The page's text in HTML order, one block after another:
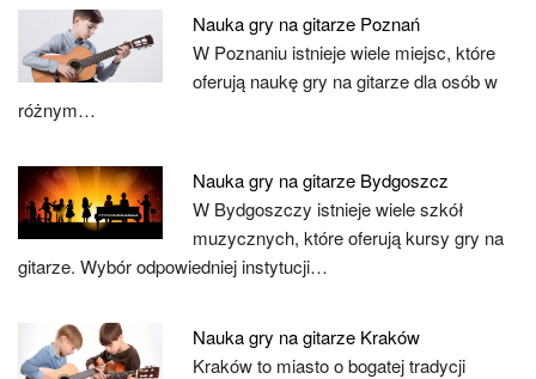
Nauka gry na gitarze Poznań
W Poznaniu istnieje wiele miejsc, które
oferują naukę gry na gitarze dla osób w
różnym…
Nauka gry na gitarze Bydgoszcz
W Bydgoszczy istnieje wiele szkół
muzycznych, które oferują kursy gry na
gitarze. Wybór odpowiedniej instytucji…
Nauka gry na gitarze Kraków
Kraków to miasto o bogatej tradycji